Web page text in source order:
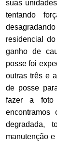
suas
tentando
residencial
ganho de
posse foi
outras três e
de posse
fazer a foto
degradada,
manutenção